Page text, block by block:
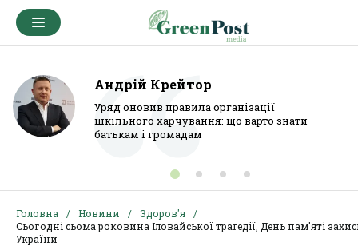
Андрій Крейтор
Уряд оновив правила організації
шкільного харчування: що варто знати
батькам і громадам
Головна Новини
Здоров'я
Сьогодні сьома роковина Іловайської трагедії, День пам'яті
України